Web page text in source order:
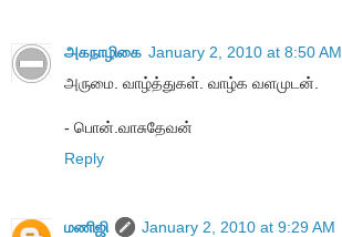
அகநாழிகை January 2, 2010 at 8:50 AM
அருமை. வாழ்த்துகள். வாழ்க வளமுடன்.
- பொன்.வாசுதேவன்
Reply
மணிஜி
January 2, 2010 at 9:29 AM